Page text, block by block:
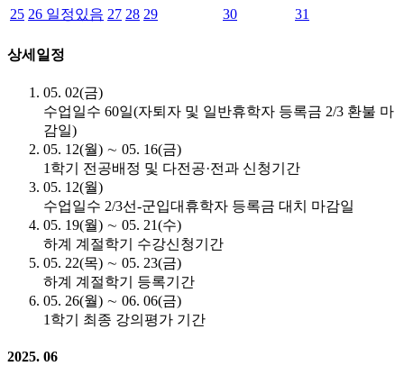
25 26 일정있음 27 28 29 30 31
상세일정
05. 02(금)
수업일수 60일(자퇴자 및 일반휴학자 등록금 2/3 환불 마
감일)
05. 12(월) ∼ 05. 16(금)
1학기 전공배정 및 다전공·전과 신청기간
05. 12(월)
수업일수 2/3선-군입대휴학자 등록금 대치 마감일
05. 19(월) ∼ 05. 21(수)
하계 계절학기 수강신청기간
05. 22(목) ∼ 05. 23(금)
하계 계절학기 등록기간
05. 26(월) ∼ 06. 06(금)
1학기 최종 강의평가 기간
2025. 06